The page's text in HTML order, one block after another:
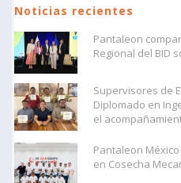
Noticias recientes
Pantaleon
Regional del BID
Supervisores de
Diplomado en
el
Pantaleon
en Cosecha